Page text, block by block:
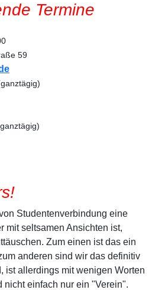
Termine
59
Studentenverbindung eine
mit seltsamen Ansichten ist,
Zum einen ist das ein
anderen sind wir das definitiv
ist allerdings mit wenigen Worten
nicht einfach nur ein "Verein".